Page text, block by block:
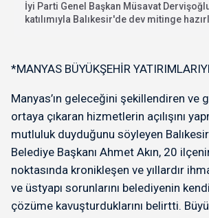
İyi Parti Genel Başkan Müsavat
katılımıyla Balıkesir'de dev mitinge
*MANYAS BÜYÜKŞEHİR
Manyas’ın geleceğini şekillendiren ve
ortaya çıkaran hizmetlerin açılışını
mutluluk duyduğunu söyleyen
Belediye Başkanı Ahmet Akın, 20
noktasında kronikleşen ve yıllardır
ve üstyapı sorunlarını belediyenin
çözüme kavuşturduklarını belirtti.